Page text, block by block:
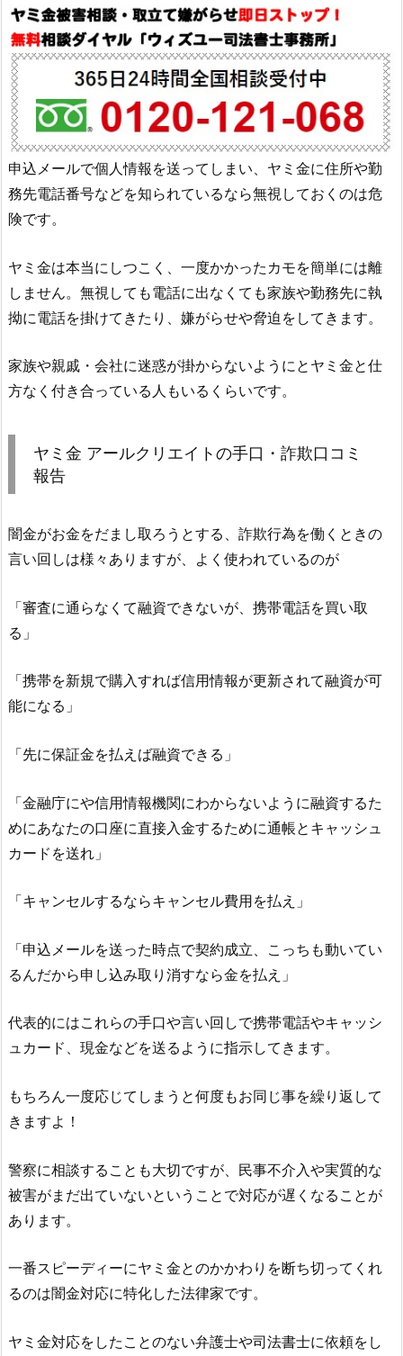
申込メールで個人情報を送ってしまい、ヤミ金に住所や勤
務先電話番号などを知られているなら無視しておくのは危
険です。
ヤミ金は本当にしつこく、一度かかったカモを簡単には離
しません。無視しても電話に出なくても家族や勤務先に執
拗に電話を掛けてきたり、嫌がらせや脅迫をしてきます。
家族や親戚・会社に迷惑が掛からないようにとヤミ金と仕
方なく付き合っている人もいるくらいです。
ヤミ金 アールクリエイトの手口・詐欺口コミ
報告
闇金がお金をだまし取ろうとする、詐欺行為を働くときの
言い回しは様々ありますが、よく使われているのが
「審査に通らなくて融資できないが、携帯電話を買い取
る」
「携帯を新規で購入すれば信用情報が更新されて融資が可
能になる」
「先に保証金を払えば融資できる」
「金融庁にや信用情報機関にわからないように融資するた
めにあなたの口座に直接入金するために通帳とキャッシュ
カードを送れ」
「キャンセルするならキャンセル費用を払え」
「申込メールを送った時点で契約成立、こっちも動いてい
るんだから申し込み取り消すなら金を払え」
代表的にはこれらの手口や言い回しで携帯電話やキャッシ
ュカード、現金などを送るように指示してきます。
もちろん一度応じてしまうと何度もお同じ事を繰り返して
きますよ！
警察に相談することも大切ですが、民事不介入や実質的な
被害がまだ出ていないということで対応が遅くなることが
あります。
一番スピーディーにヤミ金とのかかわりを断ち切ってくれ
るのは闇金対応に特化した法律家です。
ヤミ金対応をしたことのない弁護士や司法書士に依頼をし